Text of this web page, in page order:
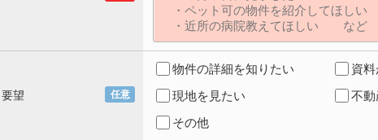
任意
要望
物件の詳細を知りたい
資
現地を見たい
不動
その他